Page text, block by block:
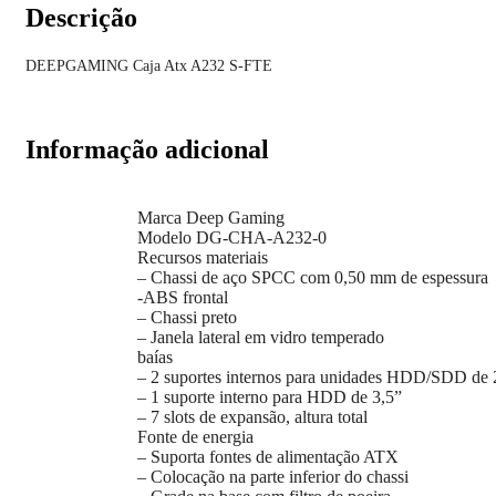
Descrição
DEEPGAMING Caja Atx A232 S-FTE
Informação adicional
Marca Deep Gaming
Modelo DG-CHA-A232-0
Recursos materiais
– Chassi de aço SPCC com 0,50 mm de espessura
-ABS frontal
– Chassi preto
– Janela lateral em vidro temperado
baías
– 2 suportes internos para unidades HDD/SDD de
– 1 suporte interno para HDD de 3,5”
– 7 slots de expansão, altura total
Fonte de energia
– Suporta fontes de alimentação ATX
– Colocação na parte inferior do chassi